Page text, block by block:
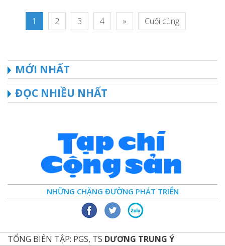
1 2 3 4 » Cuối cùng
MỚI NHẤT
ĐỌC NHIỀU NHẤT
NHỮNG CHẶNG ĐƯỜNG PHÁT TRIỂN
TỔNG BIÊN TẬP: PGS, TS DƯƠNG TRUNG Ý